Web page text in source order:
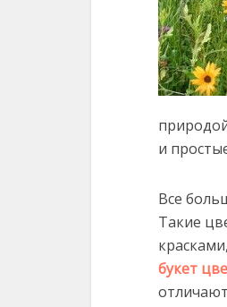
и
Все
Такие
букет